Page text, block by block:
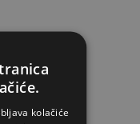
kokoši
kolačiće